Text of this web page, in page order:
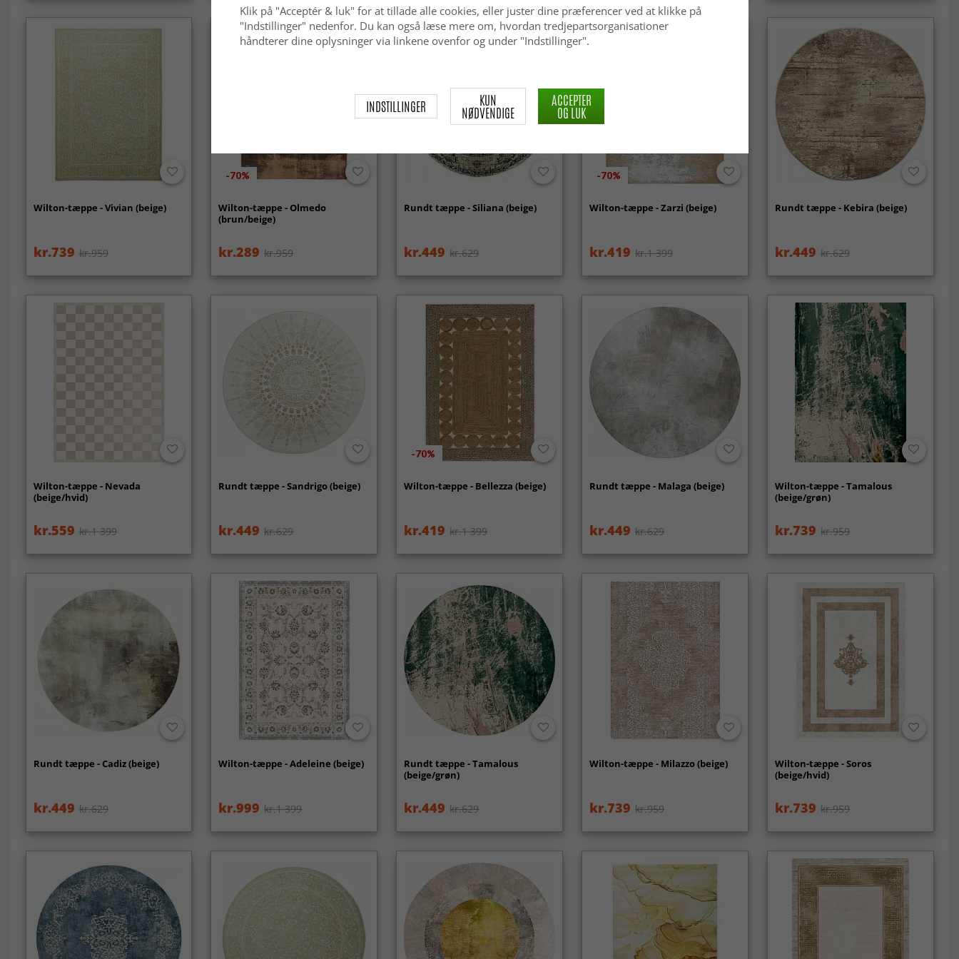
Wilton-tæppe - Vivian (beige)
kr.739 kr.959
-70%
Wilton-tæppe - Olmedo
(brun/beige)
kr.289 kr.959
Rundt tæppe - Siliana (beige)
kr.449 kr.629
-70%
Wilton-tæppe - Zarzi (beige)
kr.419 kr.1 399
Rundt tæppe - Kebira (beige)
kr.449 kr.629
Wilton-tæppe - Nevada
(beige/hvid)
kr.559 kr.1 399
Rundt tæppe - Sandrigo (beige)
kr.449 kr.629
-70%
Wilton-tæppe - Bellezza (beige)
kr.419 kr.1 399
Rundt tæppe - Malaga (beige)
kr.449 kr.629
Wilton-tæppe - Tamalous
(beige/grøn)
kr.739 kr.959
Rundt tæppe - Cadiz (beige)
kr.449 kr.629
Wilton-tæppe - Adeleine (beige)
kr.999 kr.1 399
Rundt tæppe - Tamalous
(beige/grøn)
kr.449 kr.629
Wilton-tæppe - Milazzo (beige)
kr.739 kr.959
Wilton-tæppe - Soros
(beige/hvid)
kr.739 kr.959
Klik på "Acceptér & luk" for at tillade alle cookies, eller juster dine præferencer ved at klikke på
"Indstillinger" nedenfor. Du kan også læse mere om, hvordan tredjepartsorganisationer
håndterer dine oplysninger via linkene ovenfor og under "Indstillinger".
INDSTILLINGER KUN
NØDVENDIGE
ACCEPTER
OG LUK